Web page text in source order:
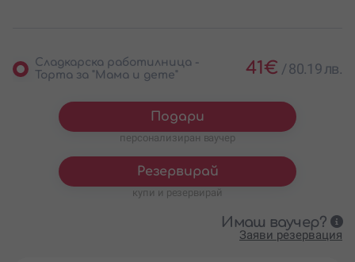
Сладкарска работилница -
Торта за "Мама и дете"
41€ /80.19 лв.
Подари
персонализиран ваучер
Резервирай
купи и резервирай
Имаш ваучер?
Заяви резервация